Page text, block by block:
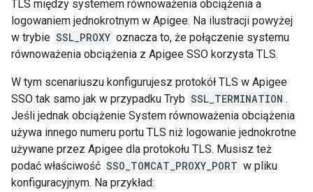
TLS między systemem równoważenia obciążenia a
logowaniem jednokrotnym w Apigee. Na ilustracji powyżej
w trybie SSL_PROXY oznacza to, że połączenie systemu
równoważenia obciążenia z Apigee SSO korzysta TLS.
W tym scenariuszu konfigurujesz protokół TLS w Apigee
SSO tak samo jak w przypadku Tryb SSL_TERMINATION .
Jeśli jednak obciążenie System równoważenia obciążenia
używa innego numeru portu TLS niż logowanie jednokrotne
używane przez Apigee dla protokołu TLS. Musisz też
podać właściwość SSO_TOMCAT_PROXY_PORT w pliku
konfiguracyjnym. Na przykład: